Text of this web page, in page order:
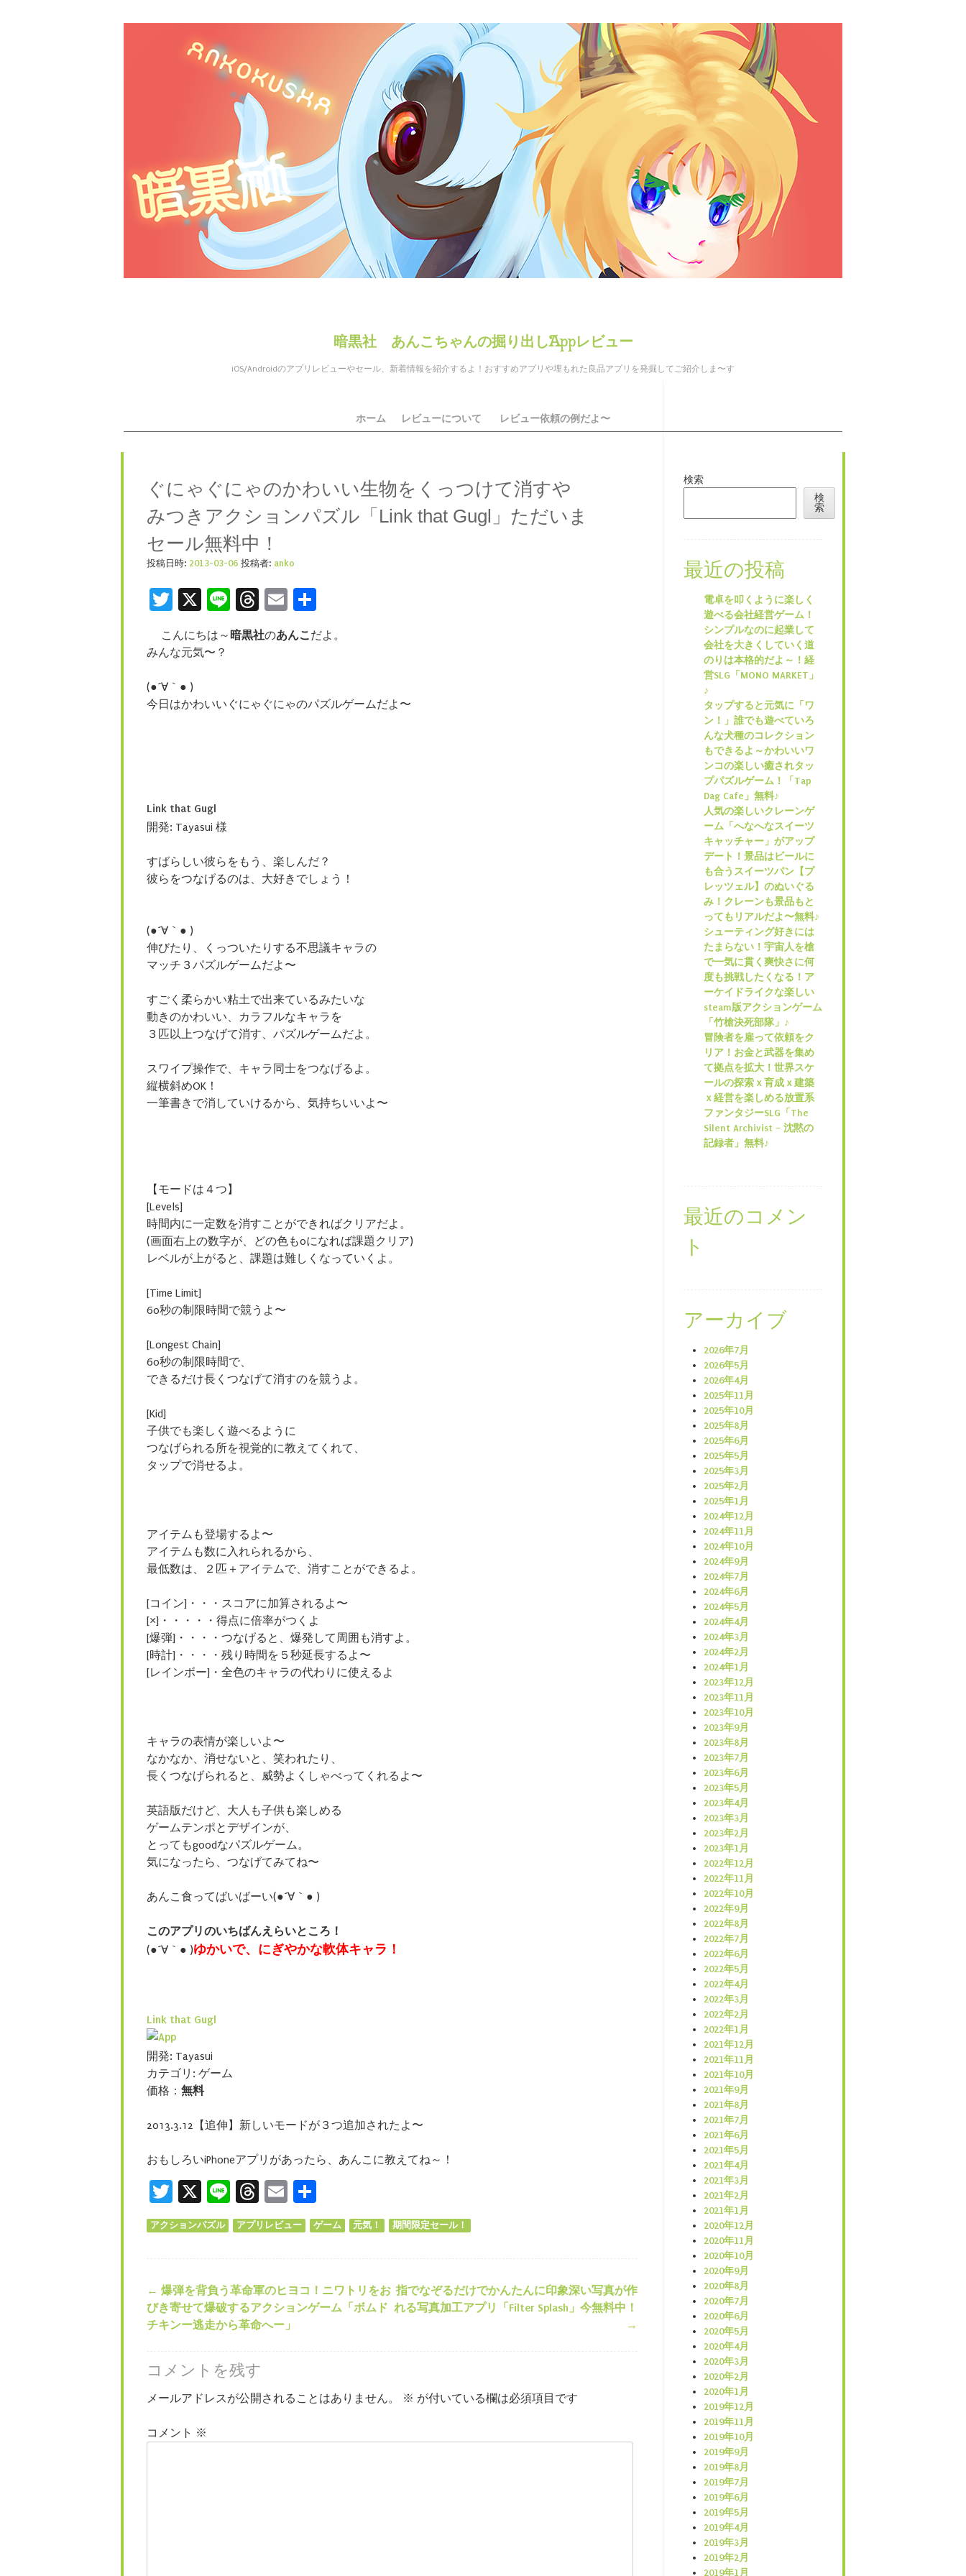
暗黒社 あんこちゃんの掘り出しAppレビュー
iOS/Androidのアプリレビューやセール、新着情報を紹介するよ！おすすめアプリや埋もれた良品アプリを発掘してご紹介しま〜す
メニュー ホーム レビューについて レビュー依頼の例だよ〜
ぐにゃぐにゃのかわいい生物をくっつけて消すや
みつきアクションパズル「Link that Gugl」ただいま
セール無料中！
投稿日時: 2013-03-06 投稿者: anko
Twitter
X LineThreads
Email
こんにちは～ 暗黒社のあんこだよ。
みんな元気〜？
(●´∀｀● )
今日はかわいいぐにゃぐにゃのパズルゲームだよ〜
Link that Gugl
開発: Tayasui 様
すばらしい彼らをもう、楽しんだ？
彼らをつなげるのは、大好きでしょう！
(●´∀｀● )
伸びたり、くっついたりする不思議キャラの
マッチ３パズルゲームだよ〜
すごく柔らかい粘土で出来ているみたいな
動きのかわいい、カラフルなキャラを
３匹以上つなげて消す、パズルゲームだよ。
スワイプ操作で、キャラ同士をつなげるよ。
縦横斜めOK！
一筆書きで消していけるから、気持ちいいよ〜
【モードは４つ】
[Levels]
時間内に一定数を消すことができればクリアだよ。
(画面右上の数字が、どの色も0になれば課題クリア)
レベルが上がると、課題は難しくなっていくよ。
[Time Limit]
60秒の制限時間で競うよ〜
[Longest Chain]
60秒の制限時間で、
できるだけ長くつなげて消すのを競うよ。
[Kid]
子供でも楽しく遊べるように
つなげられる所を視覚的に教えてくれて、
タップで消せるよ。
アイテムも登場するよ〜
アイテムも数に入れられるから、
最低数は、２匹＋アイテムで、消すことができるよ。
[コイン]・・・スコアに加算されるよ〜
[×]・・・・・得点に倍率がつくよ
[爆弾]・・・・つなげると、爆発して周囲も消すよ。
[時計]・・・・残り時間を５秒延長するよ〜
[レインボー]・全色のキャラの代わりに使えるよ
キャラの表情が楽しいよ〜
なかなか、消せないと、笑われたり、
長くつなげられると、威勢よくしゃべってくれるよ〜
英語版だけど、大人も子供も楽しめる
ゲームテンポとデザインが、
とってもgoodなパズルゲーム。
気になったら、つなげてみてね〜
あんこ食ってばいばーい(●´∀｀● )
このアプリのいちばんえらいところ！
(●´∀｀● )ゆかいで、にぎやかな軟体キャラ！
Link that Gugl
開発: Tayasui
カテゴリ: ゲーム
価格： 無料
2013.3.12【追伸】新しいモードが３つ追加されたよ〜
おもしろいiPhoneアプリがあったら、あんこに教えてね～！
Twitter
X LineThreads
Email
有
アクションパズル アプリレビュー ゲーム 元気！ 期間限定セール！
投稿ナビゲーション
← 爆弾を背負う革命軍のヒヨコ！ニワトリをお
びき寄せて爆破するアクションゲーム「ボムド
チキンー逃走から革命へー」
指でなぞるだけでかんたんに印象深い写真が作
れる写真加工アプリ「Filter Splash」今無料中！
→
コメントを残す
メールアドレスが公開されることはありません。 ※ が付いている欄は必須項目です
コメント ※
検索
検
索
最近の投稿
電卓を叩くように楽しく
遊べる会社経営ゲーム！
シンプルなのに起業して
会社を大きくしていく道
のりは本格的だよ～！経
営SLG「MONO MARKET」
♪
タップすると元気に「ワ
ン！」誰でも遊べていろ
んな犬種のコレクション
もできるよ～かわいいワ
ンコの楽しい癒されタッ
プパズルゲーム！「Tap
Dag Cafe」無料♪
人気の楽しいクレーンゲ
ーム「へなへなスイーツ
キャッチャー」がアップ
デート！景品はビールに
も合うスイーツパン【プ
レッツェル】のぬいぐる
み！クレーンも景品もと
ってもリアルだよ〜無料♪
シューティング好きには
たまらない！宇宙人を槍
で一気に貫く爽快さに何
度も挑戦したくなる！ア
ーケイドライクな楽しい
steam版アクションゲーム
「竹槍決死部隊」♪
冒険者を雇って依頼をク
リア！お金と武器を集め
て拠点を拡大！世界スケ
ールの探索ｘ育成ｘ建築
ｘ経営を楽しめる放置系
ファンタジーSLG「The
Silent Archivist – 沈黙の
記録者」無料♪
最近のコメン
ト
アーカイブ
2026年7月
2026年5月
2026年4月
2025年11月
2025年10月
2025年8月
2025年6月
2025年5月
2025年3月
2025年2月
2025年1月
2024年12月
2024年11月
2024年10月
2024年9月
2024年7月
2024年6月
2024年5月
2024年4月
2024年3月
2024年2月
2024年1月
2023年12月
2023年11月
2023年10月
2023年9月
2023年8月
2023年7月
2023年6月
2023年5月
2023年4月
2023年3月
2023年2月
2023年1月
2022年12月
2022年11月
2022年10月
2022年9月
2022年8月
2022年7月
2022年6月
2022年5月
2022年4月
2022年3月
2022年2月
2022年1月
2021年12月
2021年11月
2021年10月
2021年9月
2021年8月
2021年7月
2021年6月
2021年5月
2021年4月
2021年3月
2021年2月
2021年1月
2020年12月
2020年11月
2020年10月
2020年9月
2020年8月
2020年7月
2020年6月
2020年5月
2020年4月
2020年3月
2020年2月
2020年1月
2019年12月
2019年11月
2019年10月
2019年9月
2019年8月
2019年7月
2019年6月
2019年5月
2019年4月
2019年3月
2019年2月
2019年1月